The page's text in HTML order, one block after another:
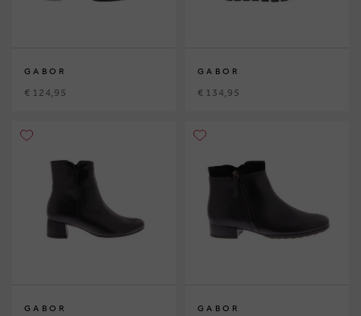
GABOR
€ 124,95
GABOR
€ 134,95
GABOR GABOR